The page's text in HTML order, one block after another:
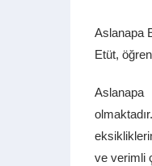
Aslanapa
Etüt,
Aslanapa
ve verimli